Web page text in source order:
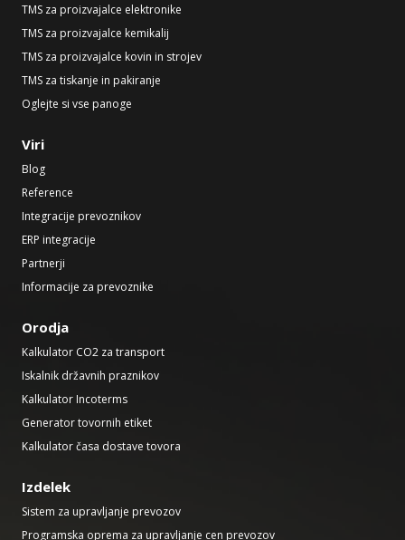
TMS za proizvajalce elektronike
TMS za proizvajalce kemikalij
TMS za proizvajalce kovin in strojev
TMS za tiskanje in pakiranje
Oglejte si vse panoge
Viri
Blog
Reference
Integracije prevoznikov
ERP integracije
Partnerji
Informacije za prevoznike
Orodja
Kalkulator CO2 za transport
Iskalnik državnih praznikov
Kalkulator Incoterms
Generator tovornih etiket
Kalkulator časa dostave tovora
Izdelek
Sistem za upravljanje prevozov
Programska oprema za upravljanje cen prevozov